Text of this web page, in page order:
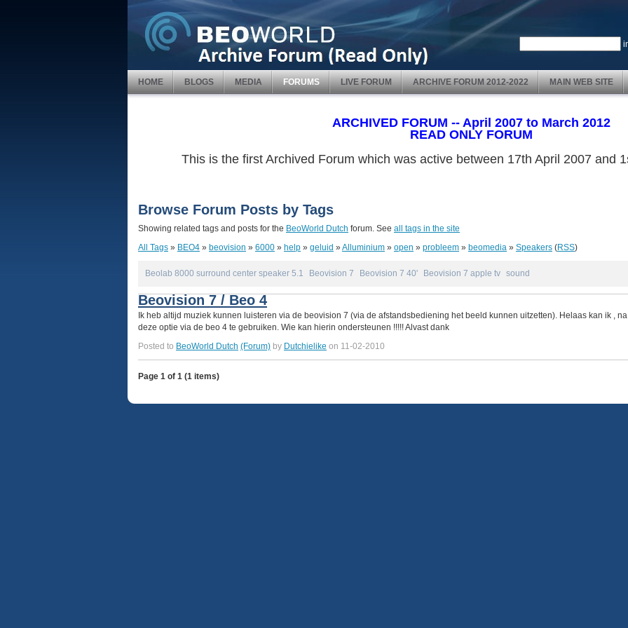
HOME BLOGS MEDIA FORUMS LIVE FORUM ARCHIVE FORUM 2012-2022 MAIN WEB SITE
ARCHIVED FORUM -- April 2007 to March 2012
READ ONLY FORUM
This is the first Archived Forum which was active between 17th April 2007 and
Browse Forum Posts by Tags
Showing related tags and posts for the BeoWorld Dutch forum. See all tags in the site
All Tags » BEO4 » beovision » 6000 » help » geluid »Alluminium » open » probleem » beomedia » Speakers (RSS)
Beolab 8000 surround center speaker 5.1 Beovision 7 Beovision 7 40' Beovision 7 apple tv sound
Beovision 7 / Beo 4
Ik heb altijd muziek kunnen luisteren via de beovision 7 (via de afstandsbediening het beeld kunnen uitzetten). Helaas kan ik ,
deze optie via de beo 4 te gebruiken. Wie kan hierin ondersteunen !!!!! Alvast dank
Posted to BeoWorld Dutch (Forum) by Dutchielike on 11-02-2010
Page 1 of 1 (1 items)